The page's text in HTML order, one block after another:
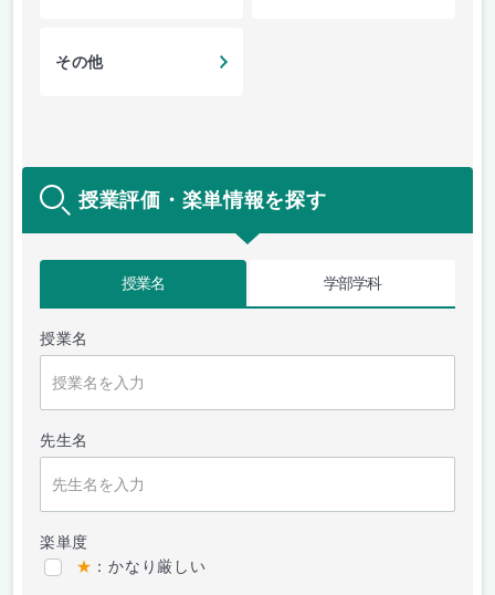
その他
授業評価・楽単情報を探す
授業名 学部学科
授業名
先生名
楽単度
★ ：かなり厳しい